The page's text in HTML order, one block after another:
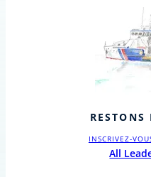
RESTONS
INSCRIVEZ-
All